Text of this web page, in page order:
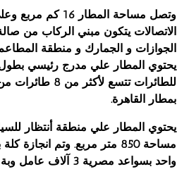
وتصل مساحة
الاتصالات يتكون مبني الركاب من
للطائرات
بمطار القاهرة.
مساحة 850 متر مربع. وتم
واحد بسواعد مصرية 3 آلاف عامل وبة 45 مبنى إداريا